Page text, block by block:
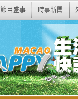
節目盛事 時事新聞